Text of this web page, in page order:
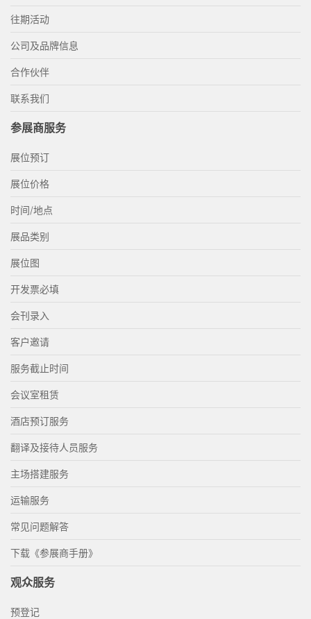
往期活动
公司及品牌信息
合作伙伴
联系我们
参展商服务
展位预订
展位价格
时间/地点
展品类别
展位图
开发票必填
会刊录入
客户邀请
服务截止时间
会议室租赁
酒店预订服务
翻译及接待人员服务
主场搭建服务
运输服务
常见问题解答
下载《参展商手册》
观众服务
预登记